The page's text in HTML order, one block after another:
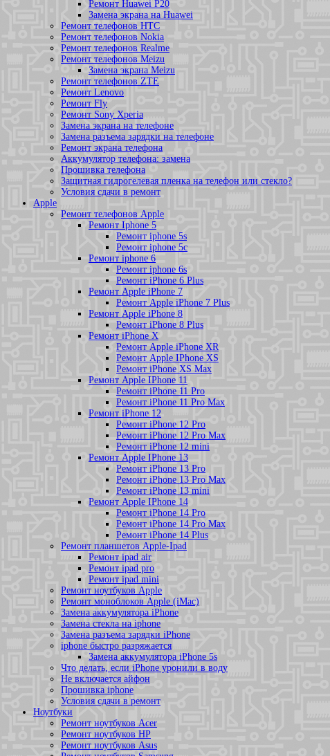
Ремонт Huawei P20
Замена экрана на Huawei
Ремонт телефонов HTC
Ремонт телефонов Nokia
Ремонт телефонов Realme
Ремонт телефонов Meizu
Замена экрана Meizu
Ремонт телефонов ZTE
Ремонт Lenovo
Ремонт Fly
Ремонт Sony Xperia
Замена экрана на телефоне
Замена разъема зарядки на телефоне
Ремонт экрана телефона
Аккумулятор телефона: замена
Прошивка телефона
Защитная гидрогелевая пленка на телефон или стекло?
Условия сдачи в ремонт
Apple
Ремонт телефонов Apple
Ремонт Iphone 5
Ремонт iphone 5s
Ремонт iphone 5c
Ремонт iphone 6
Ремонт iphone 6s
Ремонт iPhone 6 Plus
Ремонт Apple iPhone 7
Ремонт Apple iPhone 7 Plus
Ремонт Apple iPhone 8
Ремонт iPhone 8 Plus
Ремонт iPhone X
Ремонт Apple iPhone XR
Ремонт Apple IPhone XS
Ремонт iPhone XS Max
Ремонт Apple IPhone 11
Ремонт iPhone 11 Pro
Ремонт iPhone 11 Pro Max
Ремонт iPhone 12
Ремонт iPhone 12 Pro
Ремонт iPhone 12 Pro Max
Ремонт iPhone 12 mini
Ремонт Apple IPhone 13
Ремонт iPhone 13 Pro
Ремонт iPhone 13 Pro Max
Ремонт iPhone 13 mini
Ремонт Apple IPhone 14
Ремонт iPhone 14 Pro
Ремонт iPhone 14 Pro Max
Ремонт iPhone 14 Plus
Ремонт планшетов Apple-Ipad
Ремонт ipad air
Ремонт ipad pro
Ремонт ipad mini
Ремонт ноутбуков Apple
Ремонт моноблоков Apple (iMac)
Замена аккумулятора iPhone
Замена стекла на iphone
Замена разъема зарядки iPhone
iphone быстро разряжается
Замена аккумулятора iPhone 5s
Что делать, если iPhone уронили в воду
Не включается айфон
Прошивка iphone
Условия сдачи в ремонт
Ноутбуки
Ремонт ноутбуков Acer
Ремонт ноутбуков HP
Ремонт ноутбуков Asus